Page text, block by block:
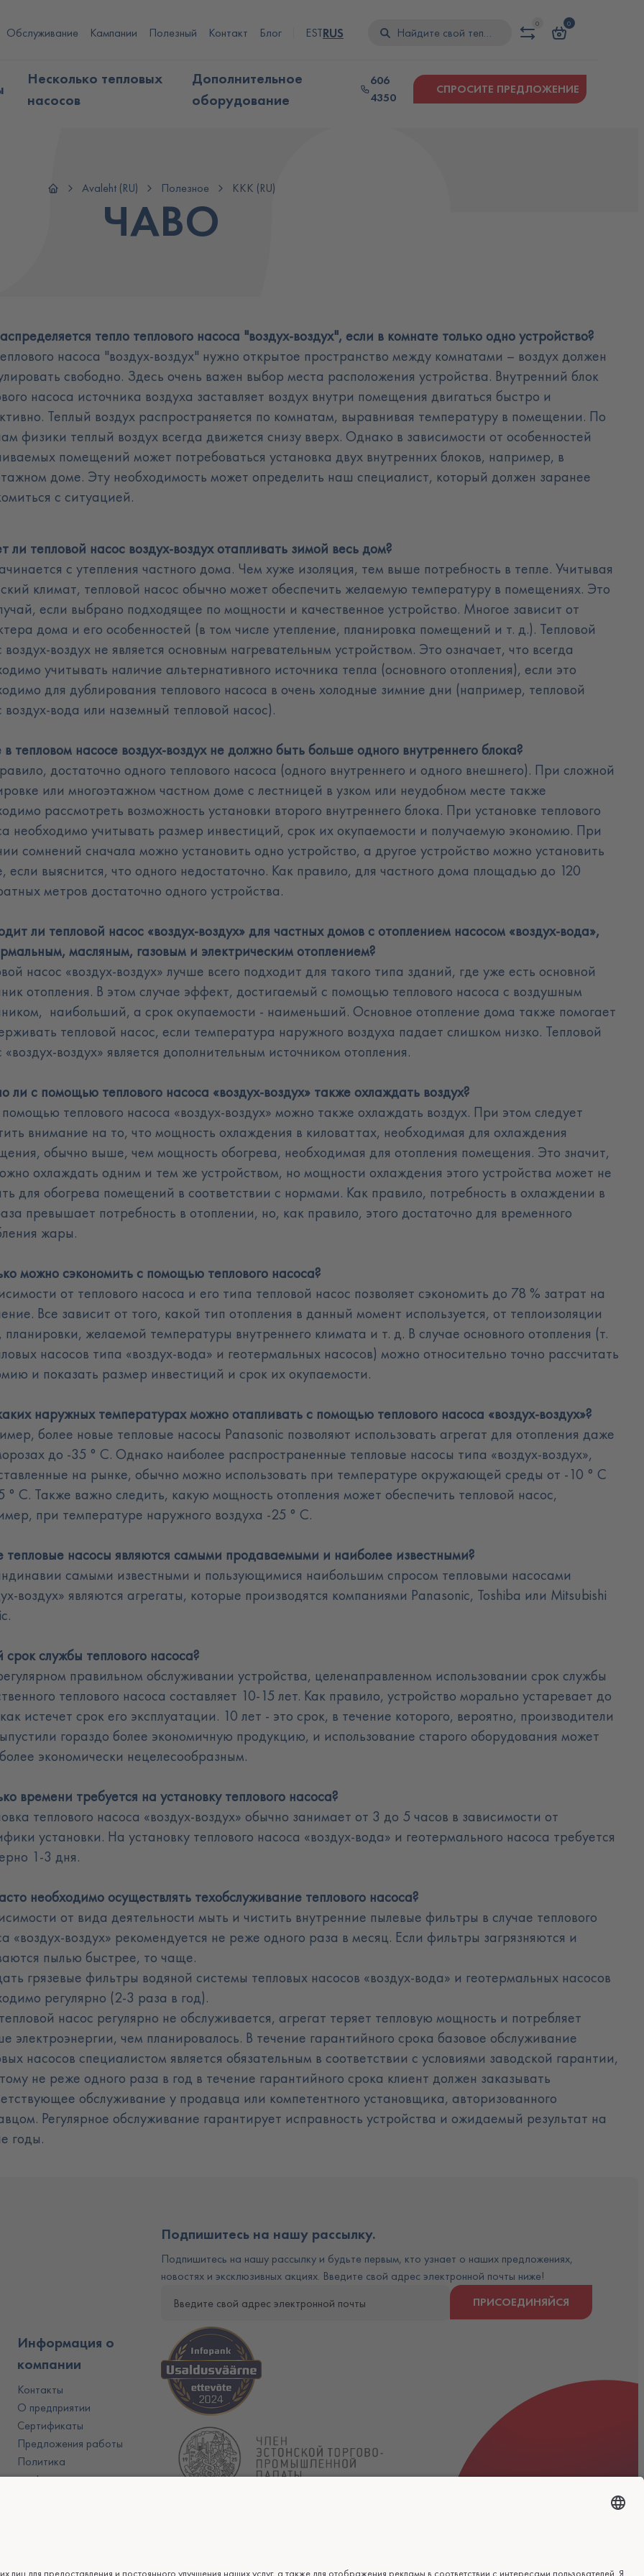
Обслуживание Кампании Полезный Контакт Блог ESTRUS
0 0
Несколько тепловых
насосов
Дополнительное
оборудование
606
4350
СПРОСИТЕ ПРЕДЛОЖЕНИЕ
Avaleht (RU) Полезное KKK (RU)
ЧАВО
тепло теплового насоса "воздух-воздух", если в комнате только одно устройство?
насоса "воздух-воздух" нужно открытое пространство между комнатами – воздух должен
свободно. Здесь очень важен выбор места расположения устройства. Внутренний блок
насоса источника воздуха заставляет воздух внутри помещения двигаться быстро и
Теплый воздух распространяется по комнатам, выравнивая температуру в помещении. По
физики теплый воздух всегда движется снизу вверх. Однако в зависимости от особенностей
помещений может потребоваться установка двух внутренних блоков, например, в
доме. Эту необходимость может определить наш специалист, который должен заранее
с ситуацией.
ли тепловой насос воздух-воздух отапливать зимой весь дом?
с утепления частного дома. Чем хуже изоляция, тем выше потребность в тепле. Учитывая
климат, тепловой насос обычно может обеспечить желаемую температуру в помещениях. Это
если выбрано подходящее по мощности и качественное устройство. Многое зависит от
дома и его особенностей (в том числе утепление, планировка помещений и т. д.). Тепловой
воздух-воздух не является основным нагревательным устройством. Это означает, что всегда
учитывать наличие альтернативного источника тепла (основного отопления), если это
для дублирования теплового насоса в очень холодные зимние дни (например, тепловой
воздух-вода или наземный тепловой насос).
в тепловом насосе воздух-воздух не должно быть больше одного внутреннего блока?
достаточно одного теплового насоса (одного внутреннего и одного внешнего). При сложной
или многоэтажном частном доме с лестницей в узком или неудобном месте также
рассмотреть возможность установки второго внутреннего блока. При установке теплового
необходимо учитывать размер инвестиций, срок их окупаемости и получаемую экономию. При
сомнений сначала можно установить одно устройство, а другое устройство можно установить
если выяснится, что одного недостаточно. Как правило, для частного дома площадью до 120
метров достаточно одного устройства.
ли тепловой насос «воздух-воздух» для частных домов с отоплением насосом «воздух-вода»,
масляным, газовым и электрическим отоплением?
насос «воздух-воздух» лучше всего подходит для такого типа зданий, где уже есть основной
отопления. В этом случае эффект, достигаемый с помощью теплового насоса с воздушным
наибольший, а срок окупаемости - наименьший. Основное отопление дома также помогает
тепловой насос, если температура наружного воздуха падает слишком низко. Тепловой
«воздух-воздух» является дополнительным источником отопления.
ли с помощью теплового насоса «воздух-воздух» также охлаждать воздух?
теплового насоса «воздух-воздух» можно также охлаждать воздух. При этом следует
внимание на то, что мощность охлаждения в киловаттах, необходимая для охлаждения
обычно выше, чем мощность обогрева, необходимая для отопления помещения. Это значит,
охлаждать одним и тем же устройством, но мощности охлаждения этого устройства может не
для обогрева помещений в соответствии с нормами. Как правило, потребность в охлаждении в
превышает потребность в отоплении, но, как правило, этого достаточно для временного
жары.
можно сэкономить с помощью теплового насоса?
от теплового насоса и его типа тепловой насос позволяет сэкономить до 78 % затрат на
Все зависит от того, какой тип отопления в данный момент используется, от теплоизоляции
желаемой температуры внутреннего климата и т. д. В случае основного отопления (т.
насосов типа «воздух-вода» и геотермальных насосов) можно относительно точно рассчитать
и показать размер инвестиций и срок их окупаемости.
наружных температурах можно отапливать с помощью теплового насоса «воздух-воздух»?
более новые тепловые насосы Panasonic позволяют использовать агрегат для отопления даже
до -35 ° C. Однако наиболее распространенные тепловые насосы типа «воздух-воздух»,
на рынке, обычно можно использовать при температуре окружающей среды от -10 ° C
° C. Также важно следить, какую мощность отопления может обеспечить тепловой насос,
при температуре наружного воздуха -25 ° C.
тепловые насосы являются самыми продаваемыми и наиболее известными?
самыми известными и пользующимися наибольшим спросом тепловыми насосами
воздух» являются агрегаты, которые производятся компаниями Panasonic, Toshiba или Mitsubishi
.
срок службы теплового насоса?
правильном обслуживании устройства, целенаправленном использовании срок службы
теплового насоса составляет 10-15 лет. Как правило, устройство морально устаревает до
истечет срок его эксплуатации. 10 лет - это срок, в течение которого, вероятно, производители
гораздо более экономичную продукцию, и использование старого оборудования может
экономически нецелесообразным.
времени требуется на установку теплового насоса?
теплового насоса «воздух-воздух» обычно занимает от 3 до 5 часов в зависимости от
установки. На установку теплового насоса «воздух-вода» и геотермального насоса требуется
1-3 дня.
необходимо осуществлять техобслуживание теплового насоса?
от вида деятельности мыть и чистить внутренние пылевые фильтры в случае теплового
«воздух-воздух» рекомендуется не реже одного раза в месяц. Если фильтры загрязняются и
пылью быстрее, то чаще.
грязевые фильтры водяной системы тепловых насосов «воздух-вода» и геотермальных насосов
регулярно (2-3 раза в год).
насос регулярно не обслуживается, агрегат теряет тепловую мощность и потребляет
электроэнергии, чем планировалось. В течение гарантийного срока базовое обслуживание
насосов специалистом является обязательным в соответствии с условиями заводской гарантии,
не реже одного раза в год в течение гарантийного срока клиент должен заказывать
обслуживание у продавца или компетентного установщика, авторизованного
Регулярное обслуживание гарантирует исправность устройства и ожидаемый результат на
годы.
Информация о
компании
Контакты
О предприятии
Сертификаты
Предложения работы
Политика
конфиденциальности
Подпишитесь на нашу рассылку.
Подпишитесь на нашу рассылку и будьте первым, кто узнает о наших предложениях,
новостях и эксклюзивных акциях. Введите свой адрес электронной почты ниже!
ПРИСОЕДИНЯЙСЯ